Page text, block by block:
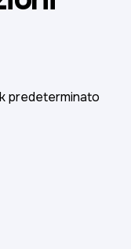
predeterminato